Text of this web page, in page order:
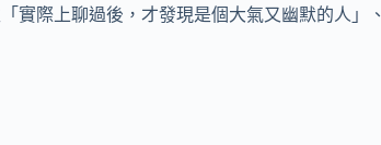
實際上聊過後，才發現是個大氣又幽默的人」、